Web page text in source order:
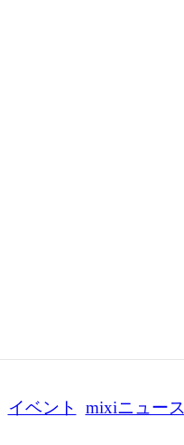
イベント mixiニュース